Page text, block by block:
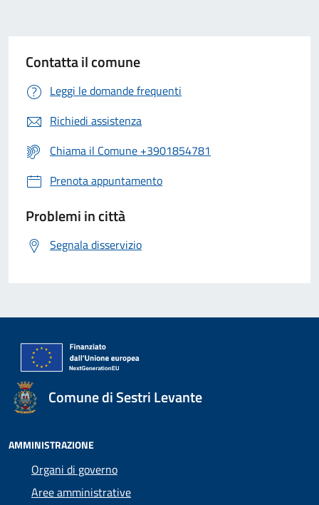
Contatta il comune
Leggi le domande frequenti
Richiedi assistenza
Chiama il Comune +3901854781
Prenota appuntamento
Problemi in città
Segnala disservizio
Comune di Sestri Levante
AMMINISTRAZIONE
Organi di governo
Aree amministrative